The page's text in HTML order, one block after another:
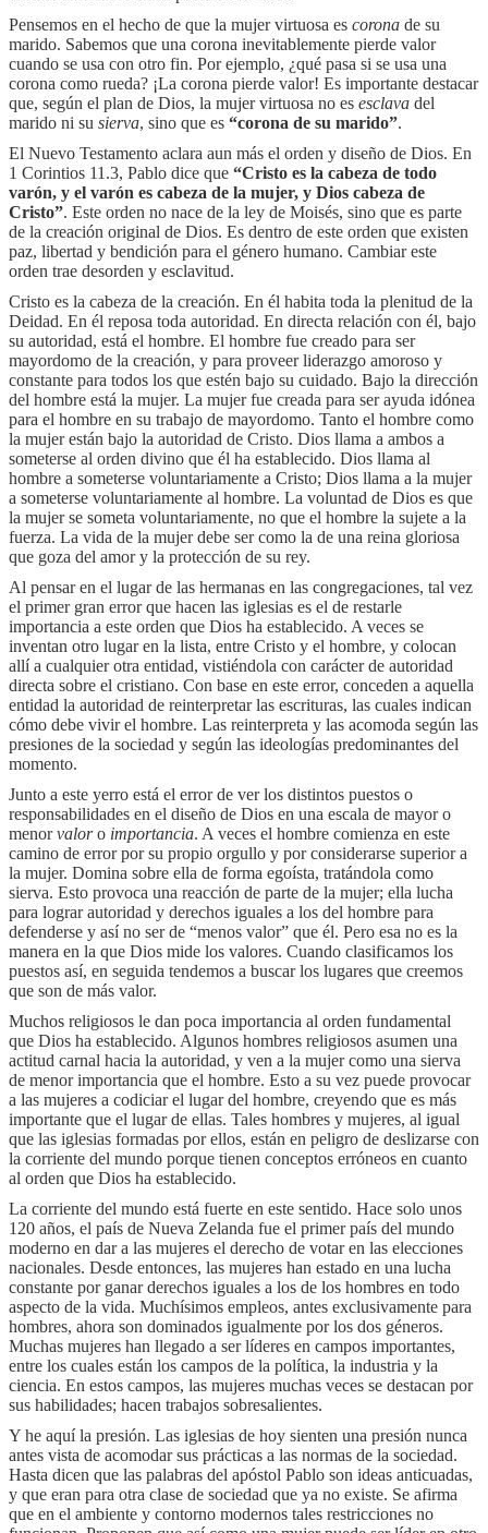
Pensemos en el hecho de que la mujer virtuosa es corona de su
marido. Sabemos que una corona inevitablemente pierde valor
cuando se usa con otro fin. Por ejemplo, ¿qué pasa si se usa una
corona como rueda? ¡La corona pierde valor! Es importante destacar
que, según el plan de Dios, la mujer virtuosa no es esclava del
marido ni su sierva, sino que es “corona de su marido”.
El Nuevo Testamento aclara aun más el orden y diseño de Dios. En
1 Corintios 11.3, Pablo dice que “Cristo es la cabeza de todo
varón, y el varón es cabeza de la mujer, y Dios cabeza de
Cristo”. Este orden no nace de la ley de Moisés, sino que es parte
de la creación original de Dios. Es dentro de este orden que existen
paz, libertad y bendición para el género humano. Cambiar este
orden trae desorden y esclavitud.
Cristo es la cabeza de la creación. En él habita toda la plenitud de la
Deidad. En él reposa toda autoridad. En directa relación con él, bajo
su autoridad, está el hombre. El hombre fue creado para ser
mayordomo de la creación, y para proveer liderazgo amoroso y
constante para todos los que estén bajo su cuidado. Bajo la dirección
del hombre está la mujer. La mujer fue creada para ser ayuda idónea
para el hombre en su trabajo de mayordomo. Tanto el hombre como
la mujer están bajo la autoridad de Cristo. Dios llama a ambos a
someterse al orden divino que él ha establecido. Dios llama al
hombre a someterse voluntariamente a Cristo; Dios llama a la mujer
a someterse voluntariamente al hombre. La voluntad de Dios es que
la mujer se someta voluntariamente, no que el hombre la sujete a la
fuerza. La vida de la mujer debe ser como la de una reina gloriosa
que goza del amor y la protección de su rey.
Al pensar en el lugar de las hermanas en las congregaciones, tal vez
el primer gran error que hacen las iglesias es el de restarle
importancia a este orden que Dios ha establecido. A veces se
inventan otro lugar en la lista, entre Cristo y el hombre, y colocan
allí a cualquier otra entidad, vistiéndola con carácter de autoridad
directa sobre el cristiano. Con base en este error, conceden a aquella
entidad la autoridad de reinterpretar las escrituras, las cuales indican
cómo debe vivir el hombre. Las reinterpreta y las acomoda según las
presiones de la sociedad y según las ideologías predominantes del
momento.
Junto a este yerro está el error de ver los distintos puestos o
responsabilidades en el diseño de Dios en una escala de mayor o
menorvaloro importancia. A veces el hombre comienza en este
camino de error por su propio orgullo y por considerarse superior a
la mujer. Domina sobre ella de forma egoísta, tratándola como
sierva. Esto provoca una reacción de parte de la mujer; ella lucha
para lograr autoridad y derechos iguales a los del hombre para
defenderse y así no ser de “menos valor” que él. Pero esa no es la
manera en la que Dios mide los valores. Cuando clasificamos los
puestos así, en seguida tendemos a buscar los lugares que creemos
que son de más valor.
Muchos religiosos le dan poca importancia al orden fundamental
que Dios ha establecido. Algunos hombres religiosos asumen una
actitud carnal hacia la autoridad, y ven a la mujer como una sierva
de menor importancia que el hombre. Esto a su vez puede provocar
a las mujeres a codiciar el lugar del hombre, creyendo que es más
importante que el lugar de ellas. Tales hombres y mujeres, al igual
que las iglesias formadas por ellos, están en peligro de deslizarse con
la corriente del mundo porque tienen conceptos erróneos en cuanto
al orden que Dios ha establecido.
La corriente del mundo está fuerte en este sentido. Hace solo unos
120 años, el país de Nueva Zelanda fue el primer país del mundo
moderno en dar a las mujeres el derecho de votar en las elecciones
nacionales. Desde entonces, las mujeres han estado en una lucha
constante por ganar derechos iguales a los de los hombres en todo
aspecto de la vida. Muchísimos empleos, antes exclusivamente para
hombres, ahora son dominados igualmente por los dos géneros.
Muchas mujeres han llegado a ser líderes en campos importantes,
entre los cuales están los campos de la política, la industria y la
ciencia. En estos campos, las mujeres muchas veces se destacan por
sus habilidades; hacen trabajos sobresalientes.
Y he aquí la presión. Las iglesias de hoy sienten una presión nunca
antes vista de acomodar sus prácticas a las normas de la sociedad.
Hasta dicen que las palabras del apóstol Pablo son ideas anticuadas,
y que eran para otra clase de sociedad que ya no existe. Se afirma
que en el ambiente y contorno modernos tales restricciones no